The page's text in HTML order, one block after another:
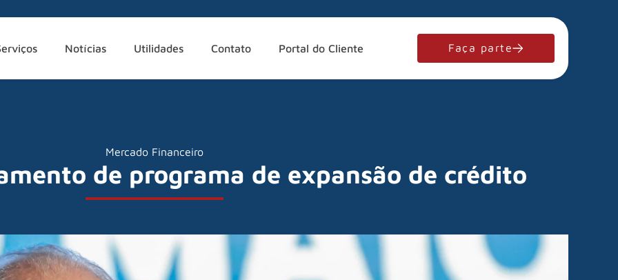
Notícias Utilidades Contato Portal do Cliente Faça parte
Mercado Financeiro
de programa de expansão de crédito